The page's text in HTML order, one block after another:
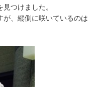
つけました。
が、縦側に咲いているのは